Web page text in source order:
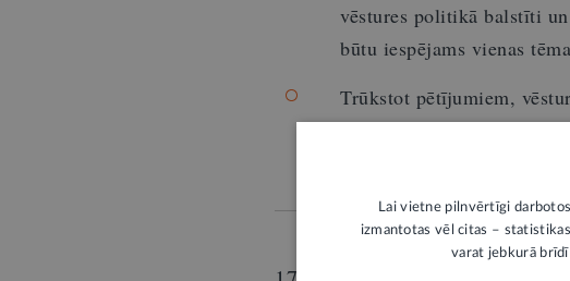
vēstures politikā balstīti
būtu iespējams vienas
Trūkstot pētījumiem,
rada atceres ilūziju un
mūsu vēstures
Lai vietne pilnvērtīgi
izmantotas vēl citas –
varat jebkurā